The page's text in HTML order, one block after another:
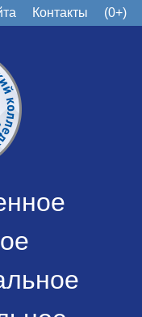
Контакты (0+)